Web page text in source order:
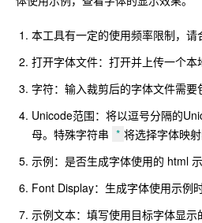
本工具有一定的使用频率限制，
打开字体文件：打开并上传一个
字符：输入裁剪后的字体文件需
Unicode范围：将以逗号分隔的
母。特殊字符串 * 将选择字体映
示例：是否生成字体使用的 html
Font Display：生成字体使用示例
示例文本：填写使用目标字体显示